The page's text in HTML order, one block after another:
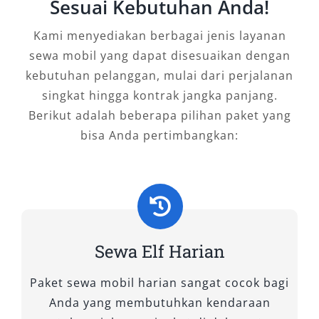
Denganrental Elf Bintaro, Anda tak hanya
mendapatkan solusi transportasi, tetapi juga
pengalaman perjalanan yang lebih
menyenangkan, efisien, dan terpercaya. Untuk
kenyamanan maksimal dan harga terbaik,
segera booking Elf harian dan bulanan sesuai
kebutuhan Anda.
Dalam merencanakan perjalanan rombongan,
memilih jenis kendaraan yang tepat adalah
kunci utama kenyamanan. Di Salsa Wisata,
kami menyediakan beragam tipe mobil Elf yang
dirancang khusus untuk memenuhi kebutuhan
Sesuai Kebutuhan Anda!
Kami menyediakan berbagai jenis layanan
sewa mobil yang dapat disesuaikan dengan
kebutuhan pelanggan, mulai dari perjalanan
singkat hingga kontrak jangka panjang.
Berikut adalah beberapa pilihan paket yang
bisa Anda pertimbangkan:
Sewa Elf Harian
Paket sewa mobil harian sangat cocok bagi
Anda yang membutuhkan kendaraan